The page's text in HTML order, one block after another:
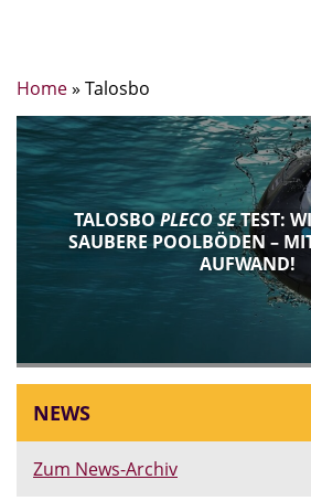
Home» Talosbo
TALOSBOPLECO SETEST:
SAUBERE POOLBÖDEN –
AUFWAND!
NEWS
Zum News-Archiv